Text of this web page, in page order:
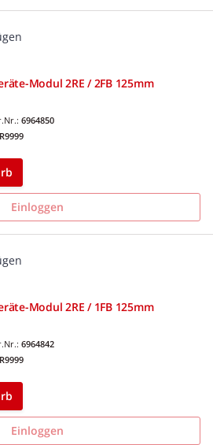
Modul 2RE / 2FB 125mm
6964850
Einloggen
Modul 2RE / 1FB 125mm
6964842
Einloggen